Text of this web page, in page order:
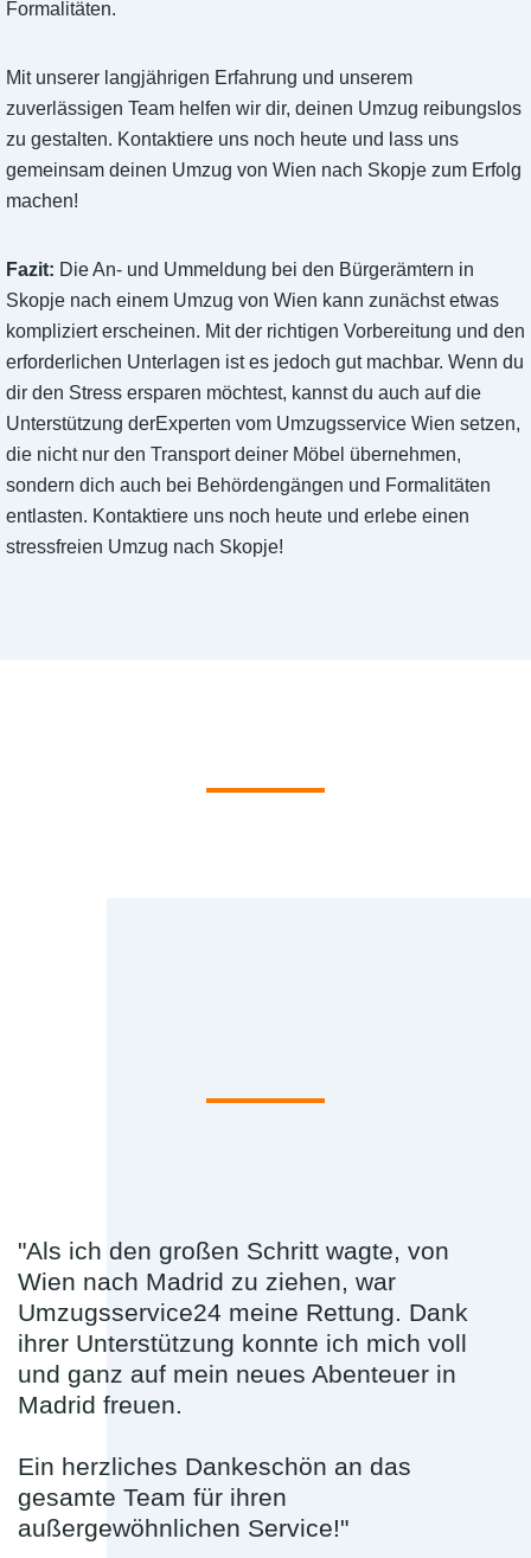
Formalitäten.
Mit unserer langjährigen Erfahrung und unserem
zuverlässigen Team helfen wir dir, deinen Umzug reibungslos
zu gestalten. Kontaktiere uns noch heute und lass uns
gemeinsam deinen Umzug von Wien nach Skopje zum Erfolg
machen!
Fazit: Die An- und Ummeldung bei den Bürgerämtern in
Skopje nach einem Umzug von Wien kann zunächst etwas
kompliziert erscheinen. Mit der richtigen Vorbereitung und den
erforderlichen Unterlagen ist es jedoch gut machbar. Wenn du
dir den Stress ersparen möchtest, kannst du auch auf die
Unterstützung derExperten vom Umzugsservice Wien setzen,
die nicht nur den Transport deiner Möbel übernehmen,
sondern dich auch bei Behördengängen und Formalitäten
entlasten. Kontaktiere uns noch heute und erlebe einen
stressfreien Umzug nach Skopje!
"Als ich den großen Schritt wagte, von
Wien nach Madrid zu ziehen, war
Umzugsservice24 meine Rettung. Dank
ihrer Unterstützung konnte ich mich voll
und ganz auf mein neues Abenteuer in
Madrid freuen.
Ein herzliches Dankeschön an das
gesamte Team für ihren
außergewöhnlichen Service!"